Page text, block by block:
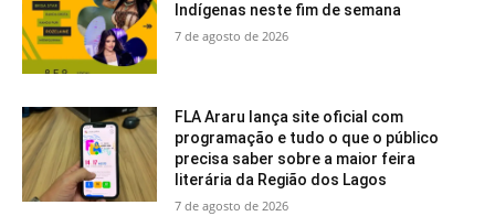
Indígenas neste fim de semana
7 de agosto de 2026
FLA Araru lança site oficial com
programação e tudo o que o público
precisa saber sobre a maior feira
literária da Região dos Lagos
7 de agosto de 2026